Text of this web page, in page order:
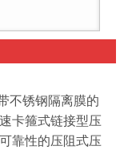
不锈钢隔离膜的
卡箍式链接型压
靠性的压阻式压